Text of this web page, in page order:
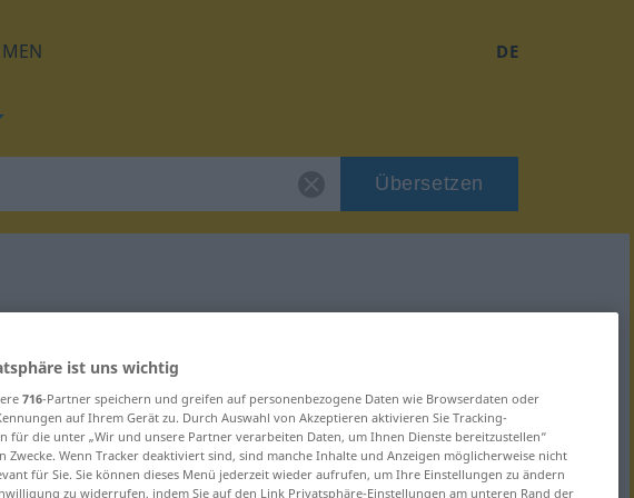
DE
Übersetzen
"absperren"
ist uns wichtig
716-Partner speichern und greifen auf personenbezogene Daten wie Browserdaten oder
auf Ihrem Gerät zu. Durch Auswahl von Akzeptieren aktivieren Sie Tracking-
für die unter „Wir und unsere Partner verarbeiten Daten, um Ihnen Dienste bereitzustellen“
Zwecke. Wenn Tracker deaktiviert sind, sind manche Inhalte und Anzeigen möglicherweise nicht
für Sie. Sie können dieses Menü jederzeit wieder aufrufen, um Ihre Einstellungen zu ändern
zu widerrufen, indem Sie auf den Link Privatsphäre-Einstellungen am unteren Rand der